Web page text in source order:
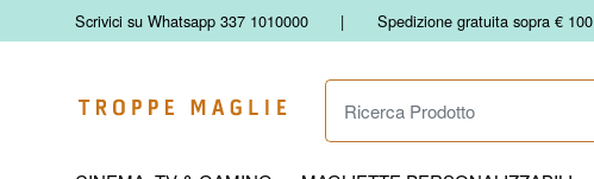
Scrivici su Whatsapp 337 1010000 Spedizione gratuita sopra € 100
Ricerca Prodotto